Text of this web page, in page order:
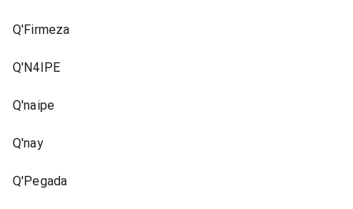
Q'Firmeza
Q'N4IPE
Q'naipe
Q'nay
Q'Pegada